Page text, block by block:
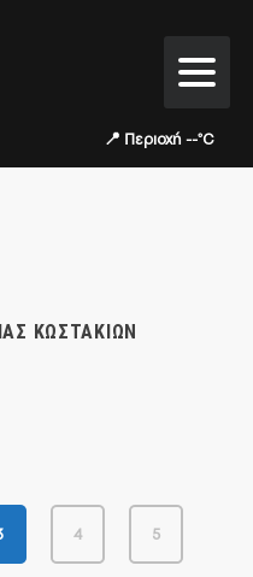
📍 Περιοχή --°C
ΚΩΣΤΑΚΙΩΝ
4 5